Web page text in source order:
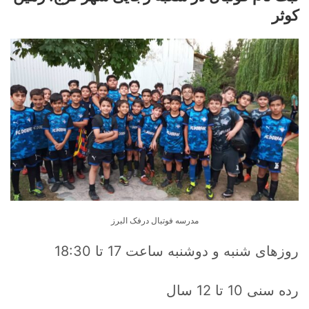
کوثر
مدرسه فوتبال درفک البرز
روزهای شنبه و دوشنبه ساعت 17 تا 18:30
رده سنی 10 تا 12 سال